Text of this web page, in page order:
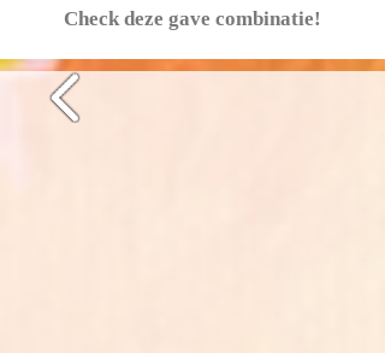
Check deze gave combinatie!